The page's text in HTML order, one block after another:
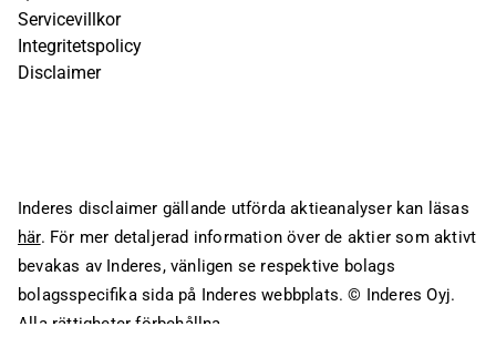
Servicevillkor
Integritetspolicy
Disclaimer
Inderes disclaimer gällande utförda aktieanalyser kan läsas
här. För mer detaljerad information över de aktier som aktivt
bevakas av Inderes, vänligen se respektive bolags
bolagsspecifika sida på Inderes webbplats. © Inderes Oyj.
Alla rättigheter förbehållna.